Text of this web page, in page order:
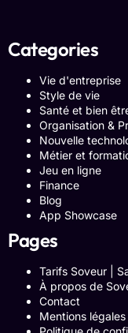
Categories
Vie d'entreprise
Style de vie
Santé et bien
Organisation &
Nouvelle
Métier et
Jeu en ligne
Finance
Blog
App Showcase
Pages
Tarifs Soveur |
À propos de
Contact
Mentions légales